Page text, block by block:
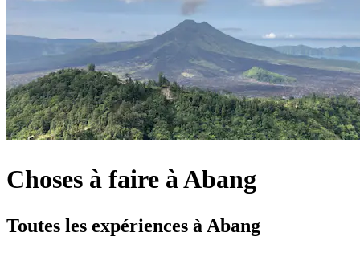
Choses à faire à Abang
Toutes les expériences à Abang